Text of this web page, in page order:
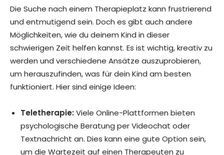
Die Suche nach einem Therapieplatz kann frustrierend
und entmutigend sein. Doch es gibt auch andere
Möglichkeiten, wie du deinem Kind in dieser
schwierigen Zeit helfen kannst. Es ist wichtig, kreativ zu
werden und verschiedene Ansätze auszuprobieren,
um herauszufinden, was für dein Kind am besten
funktioniert. Hier sind einige Ideen:
Teletherapie:Viele Online-Plattformen bieten
psychologische Beratung per Videochat oder
Textnachricht an. Dies kann eine gute Option sein,
um die Wartezeit auf einen Therapeuten zu